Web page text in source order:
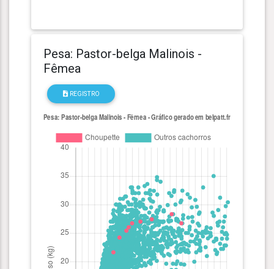
Pesa: Pastor-belga Malinois -
Fêmea
REGISTRO